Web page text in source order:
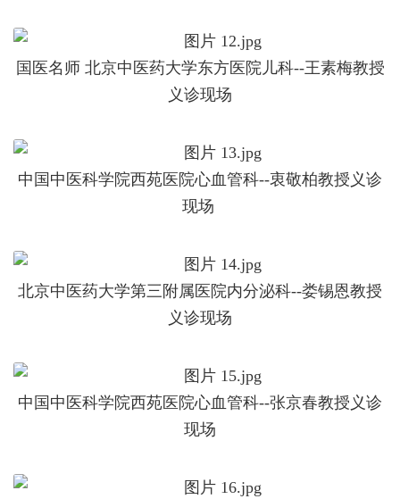
国医名师 北京中医药大学东方医院儿科--王素梅教授
义诊现场
中国中医科学院西苑医院心血管科--衷敬柏教授义诊
现场
北京中医药大学第三附属医院内分泌科--娄锡恩教授
义诊现场
中国中医科学院西苑医院心血管科--张京春教授义诊
现场